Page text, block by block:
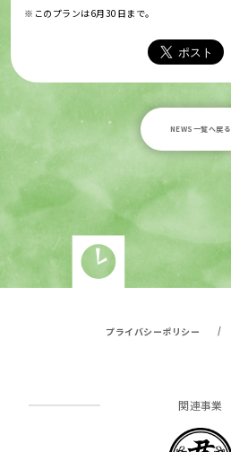
※このプランは6月30日まで。
NEWS一覧へ戻る
プライバシーポリシー /
関連事業